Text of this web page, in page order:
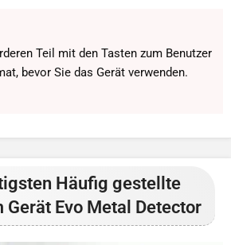
Teil mit den Tasten zum Benutzer
bevor Sie das Gerät verwenden.
Häufig gestellte
Gerät Evo Metal Detector